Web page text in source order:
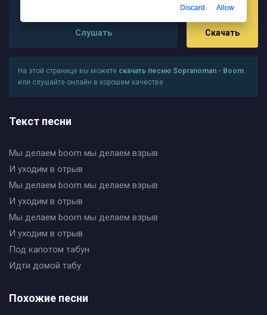
Слушать Скачать
На этой странице вы можете скачать песню Sopranoman - Boom
или слушайте онлайн в хорошем качестве
Текст песни
Мы делаем boom мы делаем взрыв
И уходим в отрыв
Мы делаем boom мы делаем взрыв
И уходим в отрыв
Мы делаем boom мы делаем взрыв
И уходим в отрыв
Под капотом табун
Идти домой табу
Похожие песни
Discard Allow